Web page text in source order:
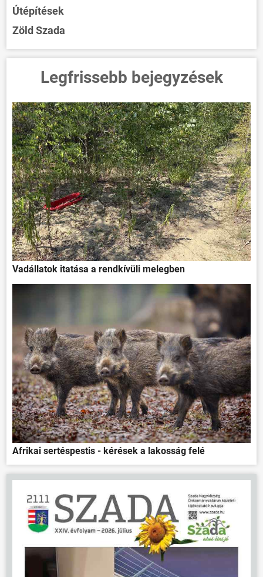
Útépítések
Zöld Szada
Legfrissebb bejegyzések
Vadállatok itatása a rendkívüli melegben
Afrikai sertéspestis - kérések a lakosság felé